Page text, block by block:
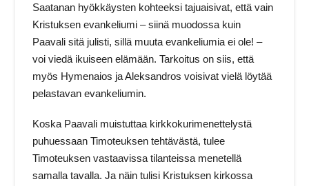
Saatanan hyökkäysten kohteeksi tajuaisivat, että vain
Kristuksen evankeliumi – siinä muodossa kuin
Paavali sitä julisti, sillä muuta evankeliumia ei ole! –
voi viedä ikuiseen elämään. Tarkoitus on siis, että
myös Hymenaios ja Aleksandros voisivat vielä löytää
pelastavan evankeliumin.
Koska Paavali muistuttaa kirkkokurimenettelystä
puhuessaan Timoteuksen tehtävästä, tulee
Timoteuksen vastaavissa tilanteissa menetellä
samalla tavalla. Ja näin tulisi Kristuksen kirkossa